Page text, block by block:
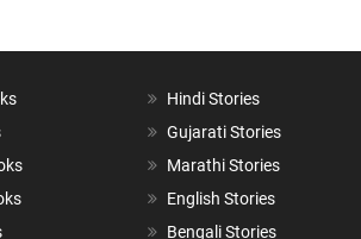
Hindi Stories
Gujarati Stories
Marathi Stories
English Stories
Bengali Stories